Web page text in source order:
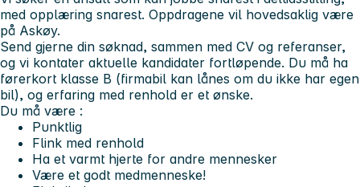
med opplæring snarest. Oppdragene vil hovedsaklig være
på Askøy.
Send gjerne din søknad, sammen med CV og referanser,
og vi kontater aktuelle kandidater fortløpende. Du må ha
førerkort klasse B (firmabil kan lånes om du ikke har egen
bil), og erfaring med renhold er et ønske.
Du må være :
Punktlig
Flink med renhold
Ha et varmt hjerte for andre mennesker
Være et godt medmenneske!